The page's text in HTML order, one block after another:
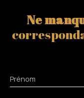
Ne
Prénom